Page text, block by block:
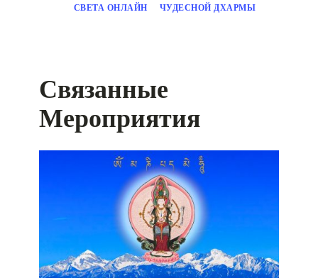
СВЕТА ОНЛАЙН
ЧУДЕСНОЙ ДХАРМЫ
Связанные
Мероприятия